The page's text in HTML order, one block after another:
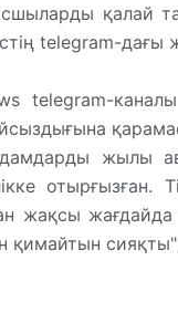
қалай
telegram-дағы
telegram-
жылы
отырғызған.
жақсы жағдайда
қимайтын